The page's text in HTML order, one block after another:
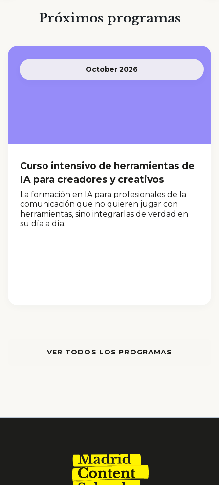
Próximos programas
October 2026
Curso intensivo de herramientas de
IA para creadores y creativos
La formación en IA para profesionales de la
comunicación que no quieren jugar con
herramientas, sino integrarlas de verdad en
su día a día.
VER TODOS LOS PROGRAMAS